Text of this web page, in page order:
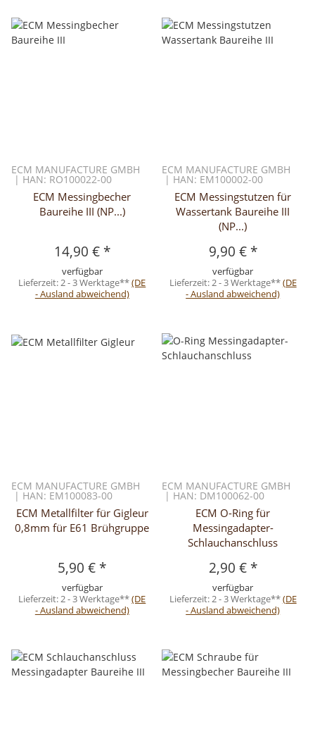
ECM MANUFACTURE GMBH
| HAN: RO100022-00
ECM Messingbecher
Baureihe III (NP...)
14,90 € *
verfügbar
Lieferzeit:2 - 3 Werktage**(DE
- Ausland abweichend)
ECM MANUFACTURE GMBH
| HAN: EM100002-00
ECM Messingstutzen für
Wassertank Baureihe III
(NP...)
9,90 € *
verfügbar
Lieferzeit:2 - 3 Werktage**(DE
- Ausland abweichend)
ECM MANUFACTURE GMBH
| HAN: EM100083-00
ECM Metallfilter für Gigleur
0,8mm für E61 Brühgruppe
5,90 € *
verfügbar
Lieferzeit:2 - 3 Werktage**(DE
- Ausland abweichend)
ECM MANUFACTURE GMBH
| HAN: DM100062-00
ECM O-Ring für
Messingadapter-
Schlauchanschluss
2,90 € *
verfügbar
Lieferzeit:2 - 3 Werktage**(DE
- Ausland abweichend)